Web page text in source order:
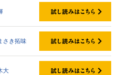
さき拓味
大